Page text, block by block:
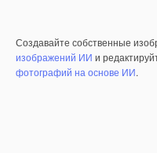
Создавайте собственные
изображений ИИ и
фотографий на основе ИИ.